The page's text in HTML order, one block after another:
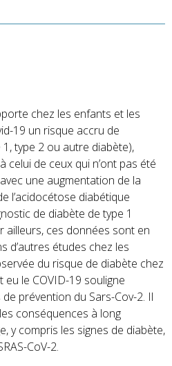
chez les enfants et les
19 un risque accru de
type 2 ou autre diabète),
celui de ceux qui n’ont pas été
une augmentation de la
l’acidocétose diabétique
de diabète de type 1
ailleurs, ces données sont en
d’autres études chez les
du risque de diabète chez
le COVID-19 souligne
de prévention du Sars-Cov-2. Il
conséquences à long
, y compris les signes de diabète,
CoV-2.